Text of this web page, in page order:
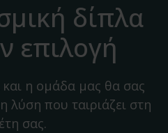
δίπλα
επιλογή
η ομάδα μας θα σας
λύση που ταιριάζει στη
σας.